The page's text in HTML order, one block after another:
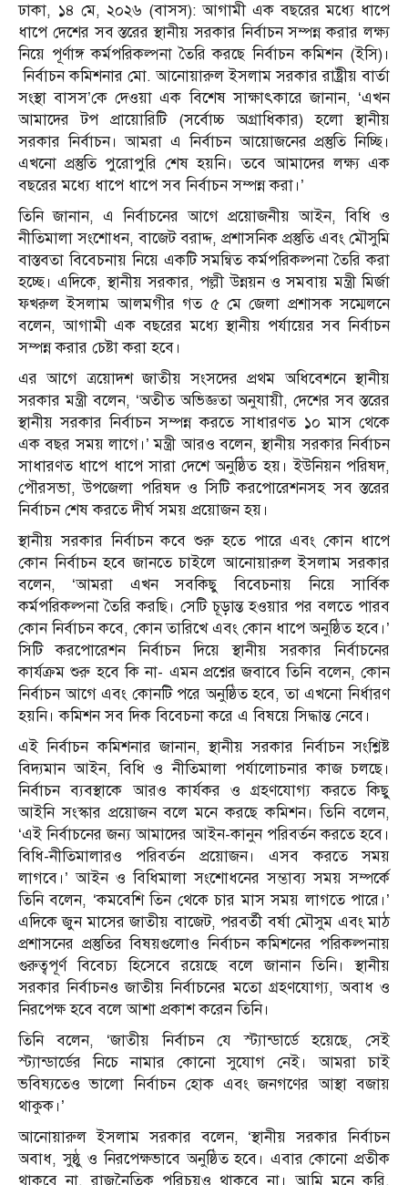
ঢাকা, ১৪ মে, ২০২৬ (বাসস): আগামী এক বছরের মধ্যে ধাপে
ধাপে দেশের সব স্তরের স্থানীয় সরকার নির্বাচন সম্পন্ন করার লক্ষ্য
নিয়ে পূর্ণাঙ্গ কর্মপরিকল্পনা তৈরি করছে নির্বাচন কমিশন (ইসি)।
নির্বাচন কমিশনার মো. আনোয়ারুল ইসলাম সরকার রাষ্ট্রীয় বার্তা
সংস্থা বাসস’কে দেওয়া এক বিশেষ সাক্ষাৎকারে জানান, ‘এখন
আমাদের টপ প্রায়োরিটি (সর্বোচ্চ অগ্রাধিকার) হলো স্থানীয়
সরকার নির্বাচন। আমরা এ নির্বাচন আয়োজনের প্রস্তুতি নিচ্ছি।
এখনো প্রস্তুতি পুরোপুরি শেষ হয়নি। তবে আমাদের লক্ষ্য এক
বছরের মধ্যে ধাপে ধাপে সব নির্বাচন সম্পন্ন করা।’
তিনি জানান, এ নির্বাচনের আগে প্রয়োজনীয় আইন, বিধি ও
নীতিমালা সংশোধন, বাজেট বরাদ্দ, প্রশাসনিক প্রস্তুতি এবং মৌসুমি
বাস্তবতা বিবেচনায় নিয়ে একটি সমন্বিত কর্মপরিকল্পনা তৈরি করা
হচ্ছে। এদিকে, স্থানীয় সরকার, পল্লী উন্নয়ন ও সমবায় মন্ত্রী মির্জা
ফখরুল ইসলাম আলমগীর গত ৫ মে জেলা প্রশাসক সম্মেলনে
বলেন, আগামী এক বছরের মধ্যে স্থানীয় পর্যায়ের সব নির্বাচন
সম্পন্ন করার চেষ্টা করা হবে।
এর আগে ত্রয়োদশ জাতীয় সংসদের প্রথম অধিবেশনে স্থানীয়
সরকার মন্ত্রী বলেন, ‘অতীত অভিজ্ঞতা অনুযায়ী, দেশের সব স্তরের
স্থানীয় সরকার নির্বাচন সম্পন্ন করতে সাধারণত ১০ মাস থেকে
এক বছর সময় লাগে।’ মন্ত্রী আরও বলেন, স্থানীয় সরকার নির্বাচন
সাধারণত ধাপে ধাপে সারা দেশে অনুষ্ঠিত হয়। ইউনিয়ন পরিষদ,
পৌরসভা, উপজেলা পরিষদ ও সিটি করপোরেশনসহ সব স্তরের
নির্বাচন শেষ করতে দীর্ঘ সময় প্রয়োজন হয়।
স্থানীয় সরকার নির্বাচন কবে শুরু হতে পারে এবং কোন ধাপে
কোন নির্বাচন হবে জানতে চাইলে আনোয়ারুল ইসলাম সরকার
বলেন, ‘আমরা এখন সবকিছু বিবেচনায় নিয়ে সার্বিক
কর্মপরিকল্পনা তৈরি করছি। সেটি চূড়ান্ত হওয়ার পর বলতে পারব
কোন নির্বাচন কবে, কোন তারিখে এবং কোন ধাপে অনুষ্ঠিত হবে।’
সিটি করপোরেশন নির্বাচন দিয়ে স্থানীয় সরকার নির্বাচনের
কার্যক্রম শুরু হবে কি না- এমন প্রশ্নের জবাবে তিনি বলেন, কোন
নির্বাচন আগে এবং কোনটি পরে অনুষ্ঠিত হবে, তা এখনো নির্ধারণ
হয়নি। কমিশন সব দিক বিবেচনা করে এ বিষয়ে সিদ্ধান্ত নেবে।
এই নির্বাচন কমিশনার জানান, স্থানীয় সরকার নির্বাচন সংশ্লিষ্ট
বিদ্যমান আইন, বিধি ও নীতিমালা পর্যালোচনার কাজ চলছে।
নির্বাচন ব্যবস্থাকে আরও কার্যকর ও গ্রহণযোগ্য করতে কিছু
আইনি সংস্কার প্রয়োজন বলে মনে করছে কমিশন। তিনি বলেন,
‘এই নির্বাচনের জন্য আমাদের আইন-কানুন পরিবর্তন করতে হবে।
বিধি-নীতিমালারও পরিবর্তন প্রয়োজন। এসব করতে সময়
লাগবে।’ আইন ও বিধিমালা সংশোধনের সম্ভাব্য সময় সম্পর্কে
তিনি বলেন, ‘কমবেশি তিন থেকে চার মাস সময় লাগতে পারে।’
এদিকে জুন মাসের জাতীয় বাজেট, পরবর্তী বর্ষা মৌসুম এবং মাঠ
প্রশাসনের প্রস্তুতির বিষয়গুলোও নির্বাচন কমিশনের পরিকল্পনায়
গুরুত্বপূর্ণ বিবেচ্য হিসেবে রয়েছে বলে জানান তিনি। স্থানীয়
সরকার নির্বাচনও জাতীয় নির্বাচনের মতো গ্রহণযোগ্য, অবাধ ও
নিরপেক্ষ হবে বলে আশা প্রকাশ করেন তিনি।
তিনি বলেন, ‘জাতীয় নির্বাচন যে স্ট্যান্ডার্ডে হয়েছে, সেই
স্ট্যান্ডার্ডের নিচে নামার কোনো সুযোগ নেই। আমরা চাই
ভবিষ্যতেও ভালো নির্বাচন হোক এবং জনগণের আস্থা বজায়
থাকুক।’
আনোয়ারুল ইসলাম সরকার বলেন, ‘স্থানীয় সরকার নির্বাচন
অবাধ, সুষ্ঠু ও নিরপেক্ষভাবে অনুষ্ঠিত হবে। এবার কোনো প্রতীক
থাকবে না, রাজনৈতিক পরিচয়ও থাকবে না। আমি মনে করি,